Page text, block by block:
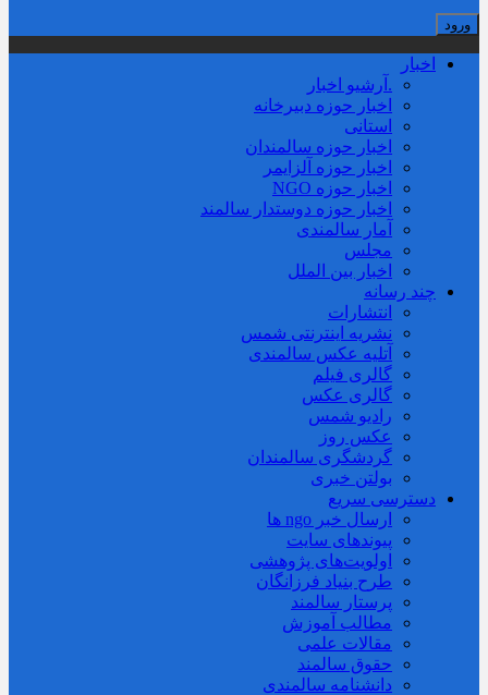
اخبار
.آرشیو اخبار
اخبار حوزه دبیرخانه
استانی
اخبار حوزه سالمندان
اخبار حوزه آلزايمر
اخبار حوزه NGO
اخبار حوزه دوستدار سالمند
آمار سالمندی
مجلس
اخبار بین الملل
چند رسانه
انتشارات
نشریه اینترنتی شمس
آتلیه عکس سالمندی
گالری فیلم
گالری عکس
رادیو شمس
عکس روز
گردشگری سالمندان
بولتن خبری
دسترسی سریع
ارسال خبر ngo ها
پیوندهای سایت
اولویت‌های پژوهشی
طرح بنیاد فرزانگان
پرستار سالمند
مطالب آموزش
مقالات علمی
حقوق سالمند
دانشنامه سالمندی